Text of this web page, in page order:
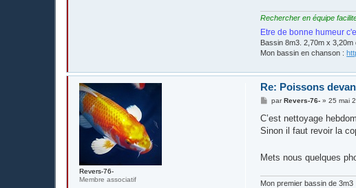
Rechercher en équipe
Etre de bonne humeur
Bassin 8m3. 2,70m x
Mon bassin en chanson :
Revers-76-
Membre associatif
Re: Poissons
M
s
a
parRevers-76- »25 mai
C’est nettoyage
Sinon il faut revoir la
Mets nous quelques
Mon premier bassin de 3m3